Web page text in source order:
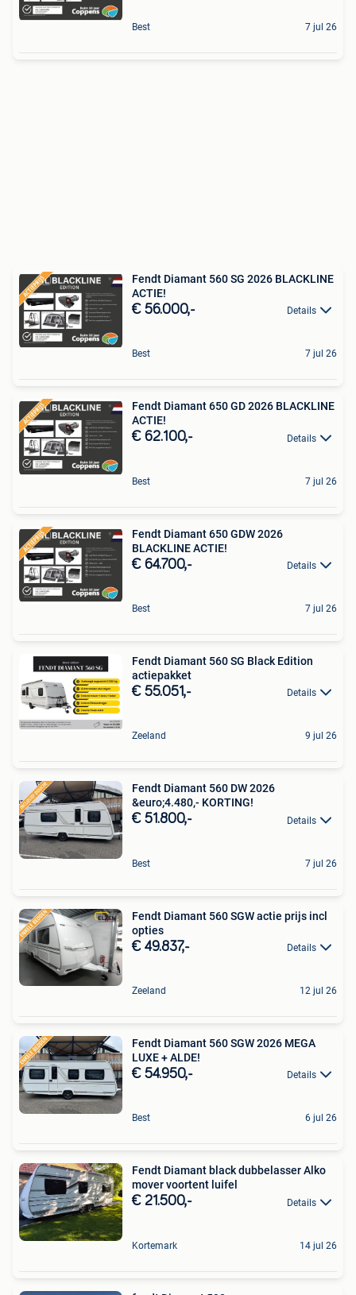
Best 7 jul 26
Fendt Diamant 560 SG 2026 BLACKLINE
ACTIE!
€ 56.000,- Details
Best 7 jul 26
Fendt Diamant 650 GD 2026 BLACKLINE
ACTIE!
€ 62.100,- Details
Best 7 jul 26
Fendt Diamant 650 GDW 2026
BLACKLINE ACTIE!
€ 64.700,- Details
Best 7 jul 26
Fendt Diamant 560 SG Black Edition
actiepakket
€ 55.051,- Details
Zeeland 9 jul 26
Fendt Diamant 560 DW 2026
&euro;4.480,- KORTING!
€ 51.800,- Details
Best 7 jul 26
Fendt Diamant 560 SGW actie prijs incl
opties
€ 49.837,- Details
Zeeland 12 jul 26
Fendt Diamant 560 SGW 2026 MEGA
LUXE + ALDE!
€ 54.950,- Details
Best 6 jul 26
Fendt Diamant black dubbelasser Alko
mover voortent luifel
€ 21.500,- Details
Kortemark 14 jul 26